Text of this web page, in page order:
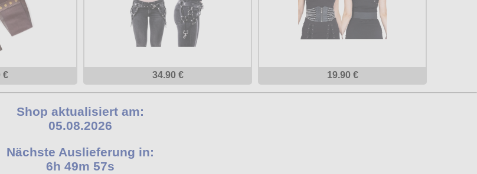
€ 34.90 € 19.90 €
Shop aktualisiert am:
05.08.2026
Nächste Auslieferung in:
6h 49m 57s